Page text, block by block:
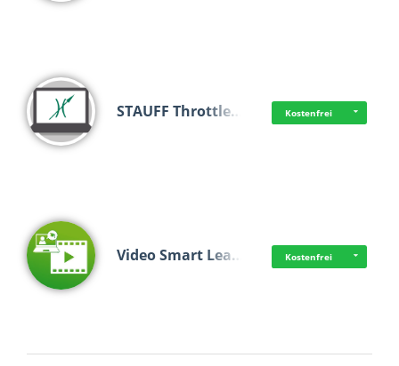
STAUFF Throttle… Kostenfrei
Video Smart Lea… Kostenfrei